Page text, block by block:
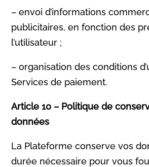
– envoi d’informations
publicitaires, en fonction des
l’utilisateur ;
– organisation des conditions
Services de paiement.
Article 10 – Politique de
données
La Plateforme conserve vos
durée nécessaire pour vous